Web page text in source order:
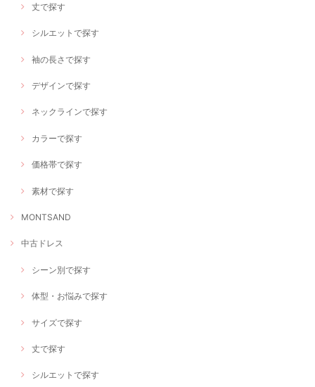
丈で探す
シルエットで探す
袖の長さで探す
デザインで探す
ネックラインで探す
カラーで探す
価格帯で探す
素材で探す
MONTSAND
中古ドレス
シーン別で探す
体型・お悩みで探す
サイズで探す
丈で探す
シルエットで探す